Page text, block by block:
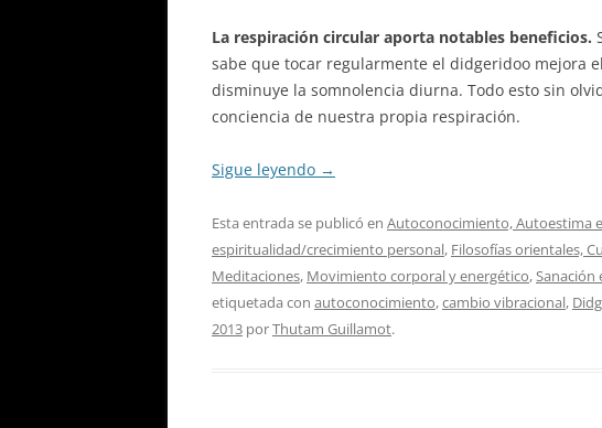
La respiración circular aporta notables beneficios.
sabe que tocar regularmente el didgeridoo mejora
disminuye la somnolencia diurna. Todo esto sin
conciencia de nuestra propia respiración.
Sigue leyendo →
Esta entrada se publicó en Autoconocimiento, Autoestima
espiritualidad/crecimiento personal, Filosofías orientales,
Meditaciones, Movimiento corporal y energético,Sanación
etiquetada con autoconocimiento,cambio vibracional,
2013 porThutam Guillamot.